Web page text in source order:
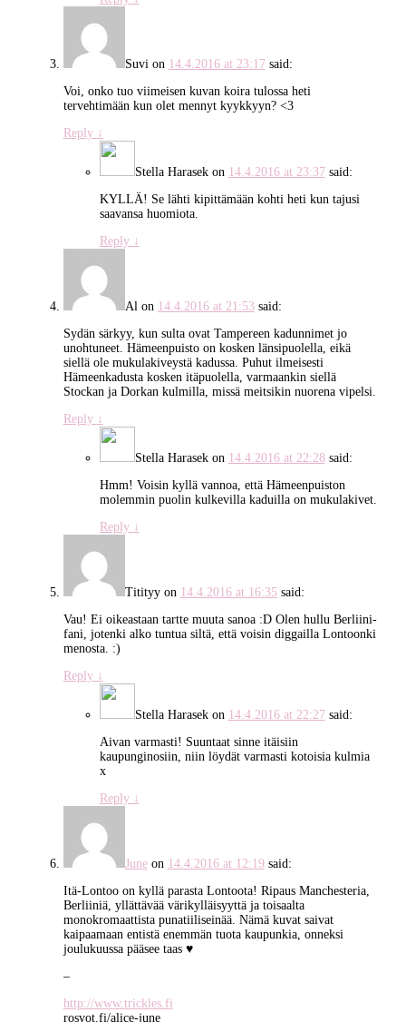
Suvion 14.4.2016 at 23:17 said:
Voi, onko tuo viimeisen kuvan koira tulossa heti
tervehtimään kun olet mennyt kyykkyyn? <3
Reply ↓
Stella Harasekon 14.4.2016 at 23:37 said:
KYLLÄ! Se lähti kipittämään kohti heti kun tajusi
saavansa huomiota.
Reply ↓
Alon 14.4.2016 at 21:53 said:
Sydän särkyy, kun sulta ovat Tampereen kadunnimet jo
unohtuneet. Hämeenpuisto on kosken länsipuolella, eikä
siellä ole mukulakiveystä kadussa. Puhut ilmeisesti
Hämeenkadusta kosken itäpuolella, varmaankin siellä
Stockan ja Dorkan kulmilla, missä meitsikin nuorena vipelsi.
Reply ↓
Stella Harasekon 14.4.2016 at 22:28 said:
Hmm! Voisin kyllä vannoa, että Hämeenpuiston
molemmin puolin kulkevilla kaduilla on mukulakivet.
Reply ↓
Titityyon 14.4.2016 at 16:35 said:
Vau! Ei oikeastaan tartte muuta sanoa :D Olen hullu Berliini-
fani, jotenki alko tuntua siltä, että voisin diggailla Lontoonki
menosta. :)
Reply ↓
Stella Harasekon 14.4.2016 at 22:27 said:
Aivan varmasti! Suuntaat sinne itäisiin
kaupunginosiin, niin löydät varmasti kotoisia kulmia
x
Reply ↓
Juneon 14.4.2016 at 12:19 said:
Itä-Lontoo on kyllä parasta Lontoota! Ripaus Manchesteria,
Berliiniä, yllättävää värikylläisyyttä ja toisaalta
monokromaattista punatiiliseinää. Nämä kuvat saivat
kaipaamaan entistä enemmän tuota kaupunkia, onneksi
joulukuussa pääsee taas ♥
–
http://www.trickles.fi
rosvot.fi/alice-june